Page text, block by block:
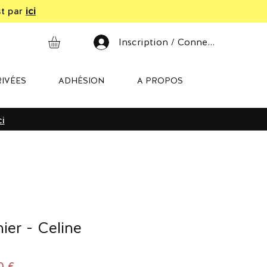
par ici
Inscription / Connexion
ADHÉSION A PROPOS
- Celine